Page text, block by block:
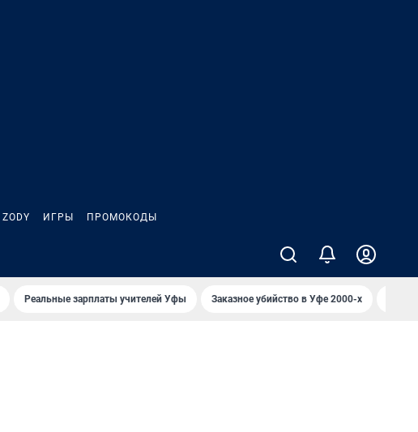
ZODY ИГРЫ ПРОМОКОДЫ
Реальные зарплаты учителей Уфы Заказное убийство в Уфе 2000-х